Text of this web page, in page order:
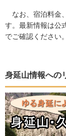
なお、宿泊料金
す。最新情報は公
でご確認ください。
身延山情報への